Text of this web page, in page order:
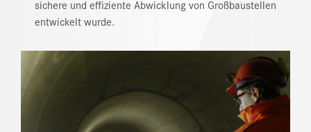
sichere und effiziente Abwicklung von Großbaustellen
entwickelt wurde.